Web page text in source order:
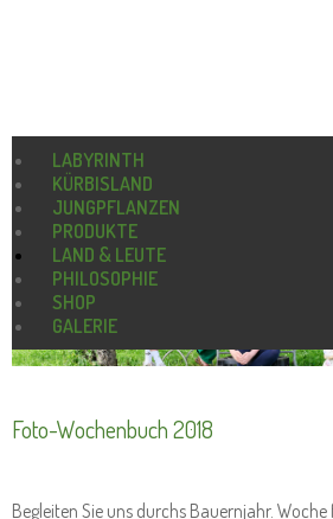
LABYRINTH
KÜRBISLAND
JUNGPFLANZEN
PRODUKTE
LAND & LEUTE
PHILOSOPHIE
SHOP
GALERIE
Foto-Wochenbuch 2018
Begleiten Sie uns durchs Bauernjahr.